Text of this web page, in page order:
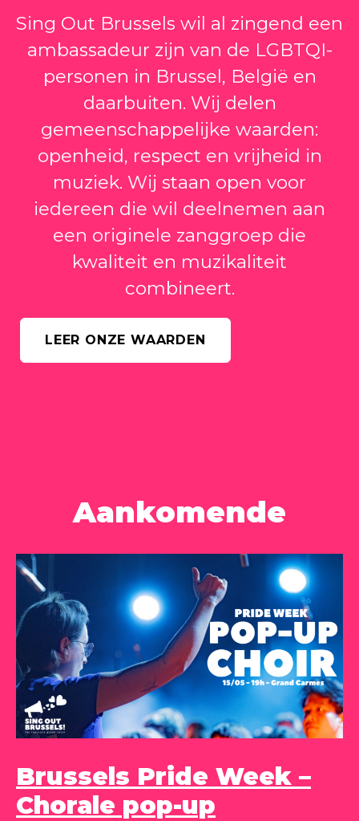
Sing Out Brussels wil al zingend een
ambassadeur zijn van de LGBTQI-
personen in Brussel, België en
daarbuiten. Wij delen
gemeenschappelijke waarden:
openheid, respect en vrijheid in
muziek. Wij staan open voor
iedereen die wil deelnemen aan
een originele zanggroep die
kwaliteit en muzikaliteit
combineert.
LEER ONZE WAARDEN
Aankomende
Brussels Pride Week –
Chorale pop-up